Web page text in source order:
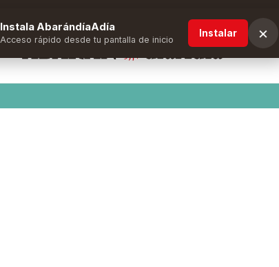
Instala AbarándíaAdía
Acceso rápido desde tu pantalla de inicio
Instalar ×